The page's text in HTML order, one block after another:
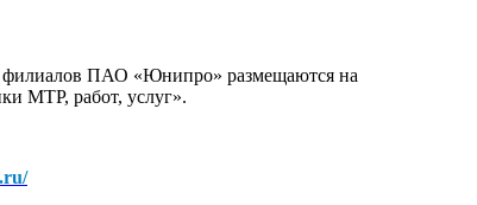
филиалов ПАО «Юнипро» размещаются на
МТР, работ, услуг».